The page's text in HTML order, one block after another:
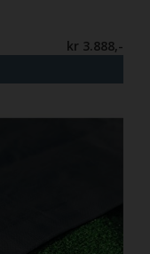
kr 3.888,-